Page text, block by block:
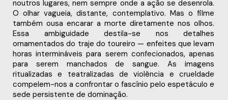
noutros lugares, nem sempre onde a ação se desenrola.
O olhar vagueia, distante, contemplativo. Mas o filme
também ousa encarar a morte diretamente nos olhos.
Essa ambiguidade destila-se nos detalhes
ornamentados do traje do toureiro — enfeites que levam
horas intermináveis ​​para serem confecionados, apenas
para serem manchados de sangue. As imagens
ritualizadas e teatralizadas de violência e crueldade
compelem-nos a confrontar o fascínio pelo espetáculo e
sede persistente de dominação.